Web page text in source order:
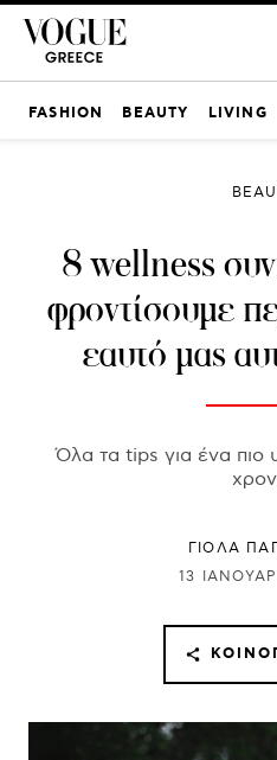
FASHION BEAUTY LIVING
8 wellness
φροντίσουμε
εαυτό μας
Όλα τα tips για ένα πιο
ΓΙΌΛΑ
13